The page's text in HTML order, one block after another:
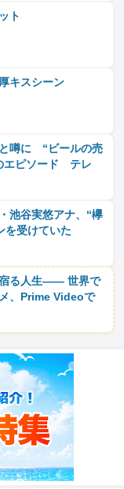
ト
キスシーン
と噂に “ビールの売
エピソード テレ
池谷実悠アナ、“欅
を受けていた
宿る人生―― 世界で
、Prime Videoで